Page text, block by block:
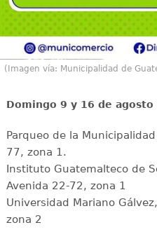
(Imagen vía: Municipalidad de
Domingo 9 y 16 de agosto
Parqueo de la
77, zona 1.
Instituto Guatemalteco de
Avenida 22-72, zona 1
Universidad Mariano
zona 2